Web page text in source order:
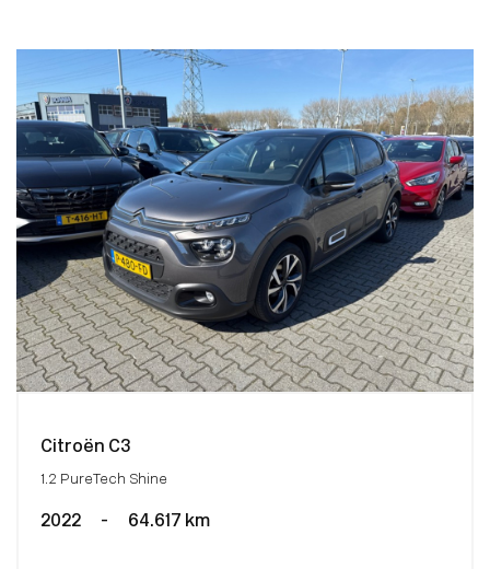
Citroën C3
1.2 PureTech Shine
2022 - 64.617 km